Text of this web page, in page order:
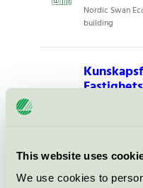
This website uses
We use cookies to
Nordic Swan
building
Nordic Swan